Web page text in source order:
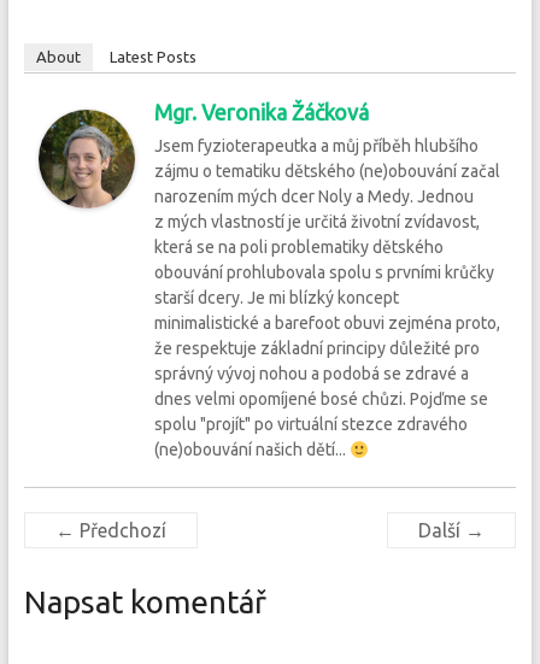
About Latest Posts
Mgr. Veronika Žáčková
Jsem fyzioterapeutka a můj příběh hlubšího
zájmu o tematiku dětského (ne)obouvání začal
narozením mých dcer Noly a Medy. Jednou
z mých vlastností je určitá životní zvídavost,
která se na poli problematiky dětského
obouvání prohlubovala spolu s prvními krůčky
starší dcery. Je mi blízký koncept
minimalistické a barefoot obuvi zejména proto,
že respektuje základní principy důležité pro
správný vývoj nohou a podobá se zdravé a
dnes velmi opomíjené bosé chůzi. Pojďme se
spolu "projít" po virtuální stezce zdravého
(ne)obouvání našich dětí...
← Předchozí Další →
Napsat komentář